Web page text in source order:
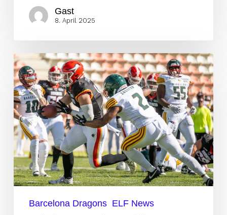
Gast
8. April 2025
Das
Defensive-
Back-
Karussell
der
ELF
dreht
Barcelona Dragons ELF News